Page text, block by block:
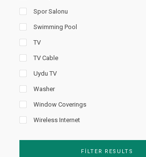
Spor Salonu
Swimming Pool
TV
TV Cable
Uydu TV
Washer
Window Coverings
Wireless Internet
FILTER RESULTS